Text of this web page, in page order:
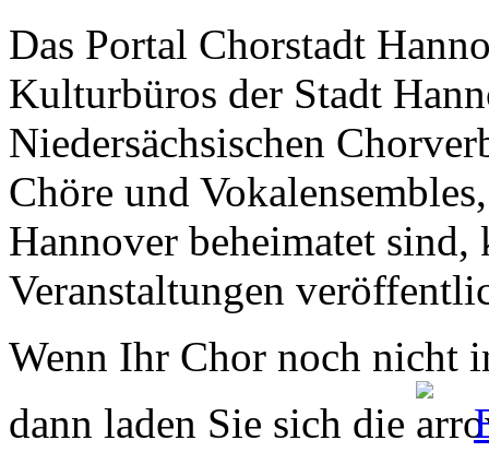
Das Portal Chorstadt
Kulturbüros der Stadt
Niedersächsischen
Chöre und
Hannover beheimatet sind,
Veranstaltungen
Wenn Ihr Chor noch nicht
dann laden Sie sich die